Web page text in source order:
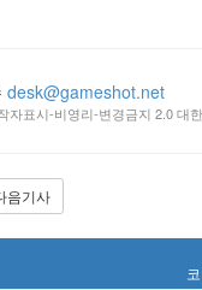
desk@gameshot.net
자표시-비영리-변경금지 2.0 대
음기사